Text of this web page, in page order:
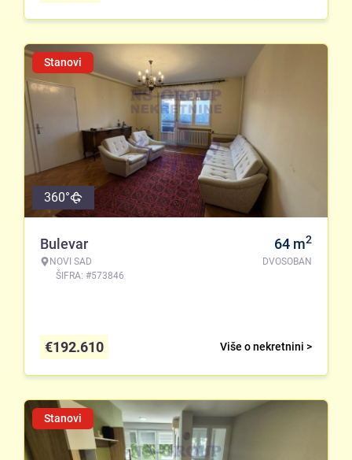
Stanovi
360°
Bulevar
NOVI SAD
ŠIFRA: #573846
64 m2
DVOSOBAN
Više o nekretnini >
€192.610
Stanovi